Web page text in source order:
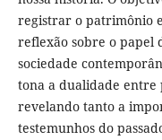
registrar o patrimônio
reflexão sobre o papel
sociedade
tona a dualidade entre
revelando tanto a
testemunhos do